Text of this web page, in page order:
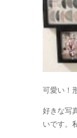
可愛い！
好きな写
いです。